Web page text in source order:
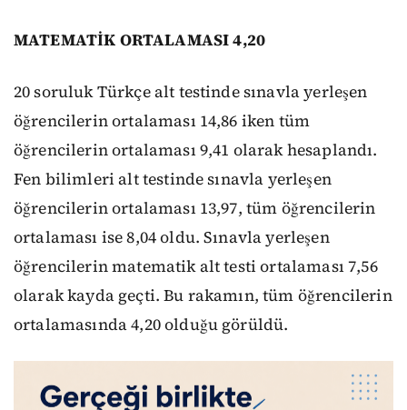
MATEMATİK ORTALAMASI 4,20
20 soruluk Türkçe alt testinde sınavla yerleşen
öğrencilerin ortalaması 14,86 iken tüm
öğrencilerin ortalaması 9,41 olarak hesaplandı.
Fen bilimleri alt testinde sınavla yerleşen
öğrencilerin ortalaması 13,97, tüm öğrencilerin
ortalaması ise 8,04 oldu. Sınavla yerleşen
öğrencilerin matematik alt testi ortalaması 7,56
olarak kayda geçti. Bu rakamın, tüm öğrencilerin
ortalamasında 4,20 olduğu görüldü.